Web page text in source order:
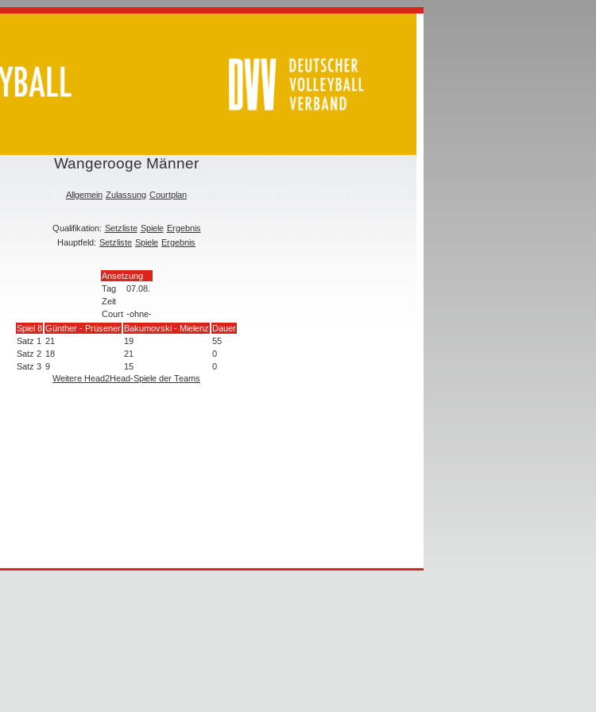
Wangerooge Männer
Allgemein Zulassung Courtplan
Qualifikation: Setzliste Spiele Ergebnis
Hauptfeld: Setzliste Spiele Ergebnis
Ansetzung
Tag
07.08.
Zeit
Court -ohne-
Spiel 8 Günther - Prüsener Bakumovski - Mielenz Dauer
Satz 1 21 19
55
Satz 2 18 21
0
Satz 3 9 15
0
Weitere Head2Head-Spiele der Teams